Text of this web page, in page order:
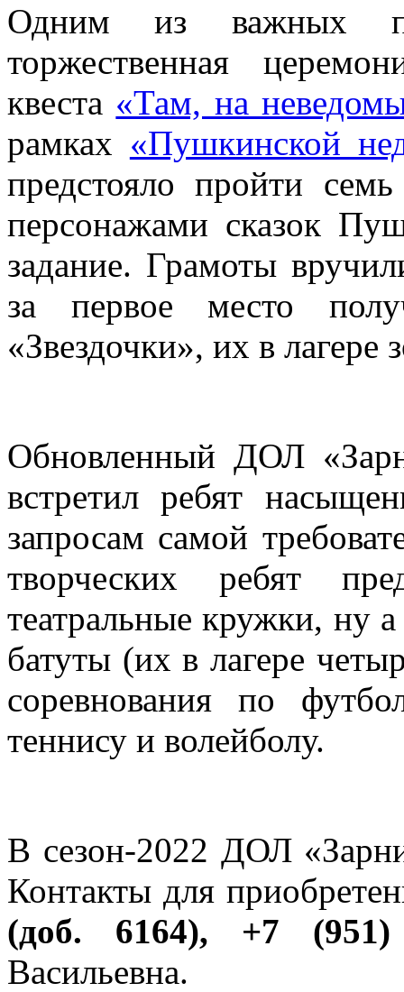
Одним из важных
торжественная
квеста «Там, на
рамках «Пушкинской
предстояло пройти
персонажами сказок
задание. Грамоты
за первое место
«Звездочки», их в
Обновленный ДОЛ
встретил ребят
запросам самой
творческих ребят
театральные кружки, ну
батуты (их в лагере
соревнования по
теннису и волейболу.
В сезон-2022 ДОЛ
Контакты для
(доб. 6164), +7 (951)
Васильевна.